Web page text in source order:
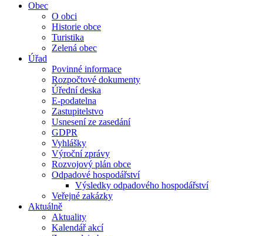
Obec
O obci
Historie obce
Turistika
Zelená obec
Úřad
Povinné informace
Rozpočtové dokumenty
Úřední deska
E-podatelna
Zastupitelstvo
Usnesení ze zasedání
GDPR
Vyhlášky
Výroční zprávy
Rozvojový plán obce
Odpadové hospodářství
Výsledky odpadového hospodářství
Veřejné zakázky
Aktuálně
Aktuality
Kalendář akcí